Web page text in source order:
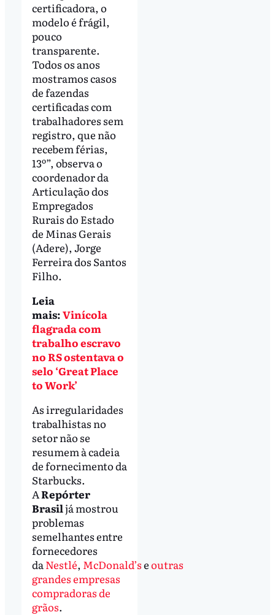
certificadora, o
modelo é frágil,
pouco
transparente.
Todos os anos
mostramos casos
de fazendas
certificadas com
trabalhadores sem
registro, que não
recebem férias,
13º”, observa o
coordenador da
Articulação dos
Empregados
Rurais do Estado
de Minas Gerais
(Adere), Jorge
Ferreira dos Santos
Filho.
Leia
mais:Vinícola
flagrada com
trabalho escravo
no RS ostentava o
selo ‘Great Place
to Work’
As irregularidades
trabalhistas no
setor não se
resumem à cadeia
de fornecimento da
Starbucks.
ARepórter
Brasiljá mostrou
problemas
semelhantes entre
fornecedores
da Nestlé, McDonald’seoutras
grandes empresas
compradoras de
grãos.